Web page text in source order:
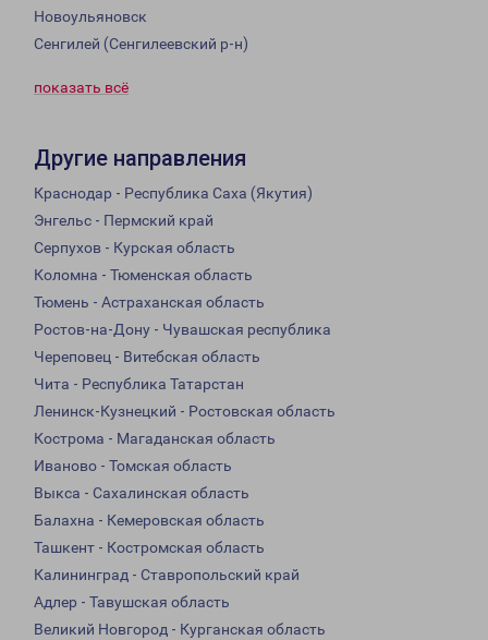
Новоульяновск
Сенгилей (Сенгилеевский р-н)
показать всё
Другие направления
Краснодар - Республика Саха (Якутия)
Энгельс - Пермский край
Серпухов - Курская область
Коломна - Тюменская область
Тюмень - Астраханская область
Ростов-на-Дону - Чувашская республика
Череповец - Витебская область
Чита - Республика Татарстан
Ленинск-Кузнецкий - Ростовская область
Кострома - Магаданская область
Иваново - Томская область
Выкса - Сахалинская область
Балахна - Кемеровская область
Ташкент - Костромская область
Калининград - Ставропольский край
Адлер - Тавушская область
Великий Новгород - Курганская область